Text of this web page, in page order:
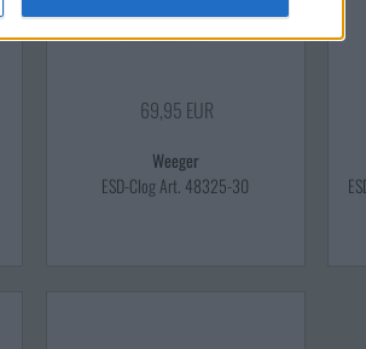
69,95 EUR
Weeger
ESD-Clog Art. 48325-30